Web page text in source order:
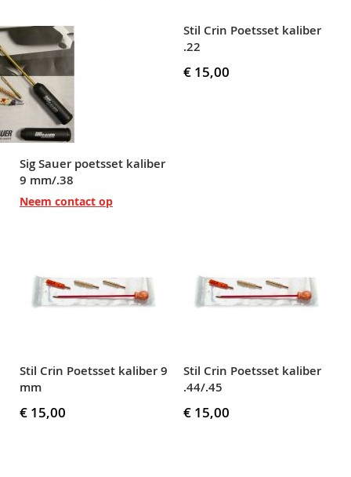
Sig Sauer poetsset kaliber
9 mm/.38
Neem contact op
Stil Crin Poetsset kaliber
.22
€ 15,00
Stil Crin Poetsset kaliber 9
mm
€ 15,00
Stil Crin Poetsset kaliber
.44/.45
€ 15,00